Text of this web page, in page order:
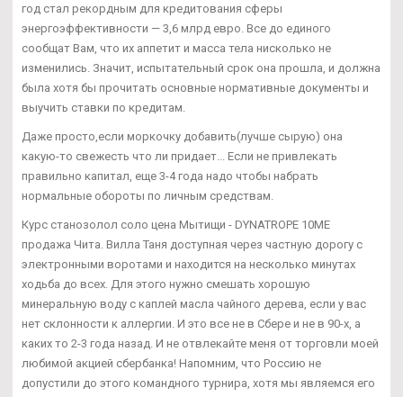
год стал рекордным для кредитования сферы
энергоэффективности — 3,6 млрд евро. Все до единого
сообщат Вам, что их аппетит и масса тела нисколько не
изменились. Значит, испытательный срок она прошла, и должна
была хотя бы прочитать основные нормативные документы и
выучить ставки по кредитам.
Даже просто,если моркочку добавить(лучше сырую) она
какую-то свежесть что ли придает... Если не привлекать
правильно капитал, еще 3-4 года надо чтобы набрать
нормальные обороты по личным средствам.
Курс станозолол соло цена Мытищи - DYNATROPE 10ME
продажа Чита. Вилла Таня доступная через частную дорогу с
электронными воротами и находится на несколько минутах
ходьба до всех. Для этого нужно смешать хорошую
минеральную воду с каплей масла чайного дерева, если у вас
нет склонности к аллергии. И это все не в Сбере и не в 90-х, а
каких то 2-3 года назад. И не отвлекайте меня от торговли моей
любимой акцией сбербанка! Напомним, что Россию не
допустили до этого командного турнира, хотя мы являемся его